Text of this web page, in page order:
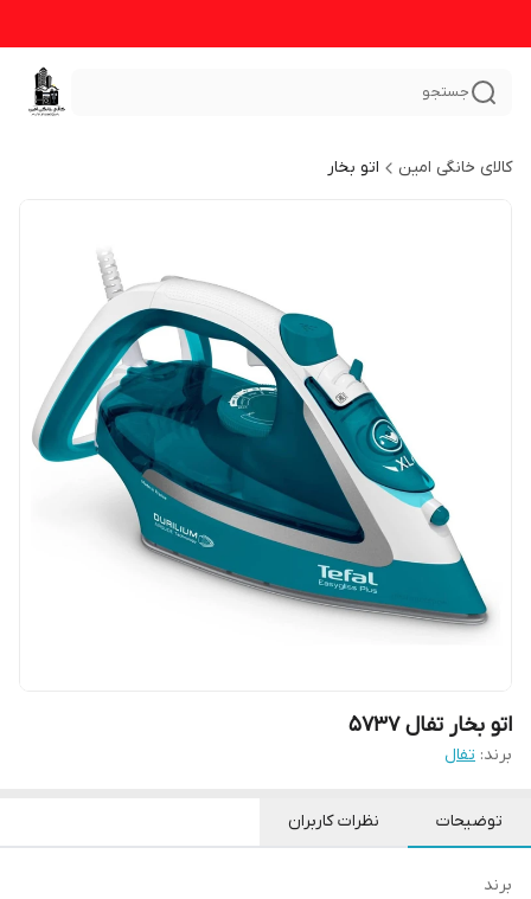
جستجو
کالای خانگی امین اتو بخار
اتو بخار تفال 5737
برند: تفال
توضیحات نظرات کاربران
برند